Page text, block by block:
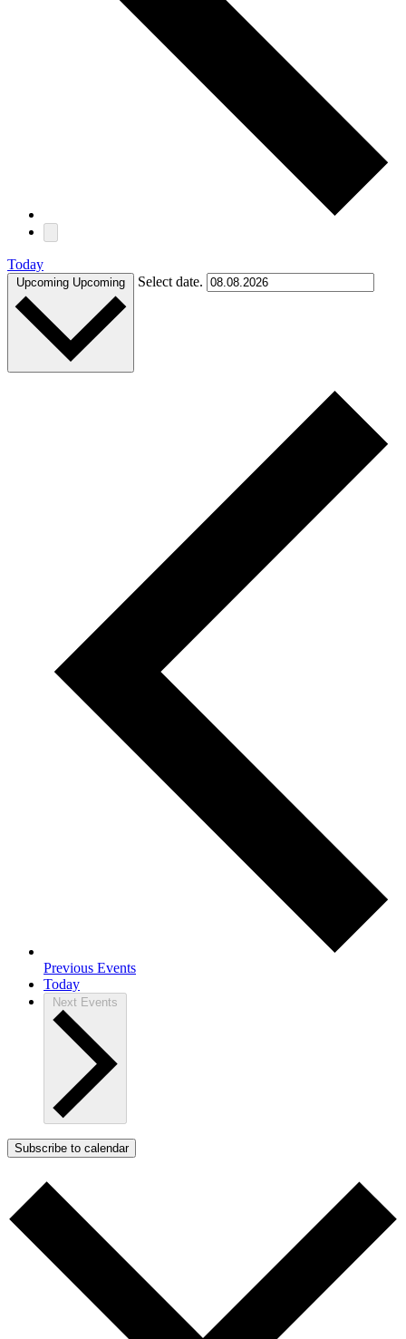
Today
Upcoming Upcoming Select date.
Previous Events
Today
Next Events
Subscribe to calendar